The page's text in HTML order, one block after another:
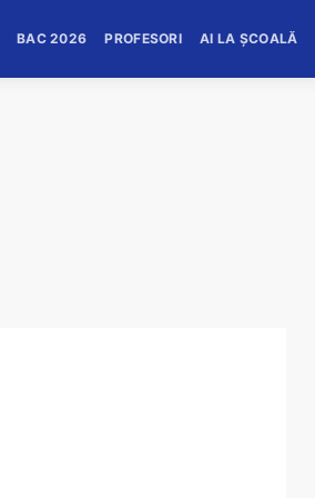
BAC 2026 PROFESORI AI LA ȘCOALĂ